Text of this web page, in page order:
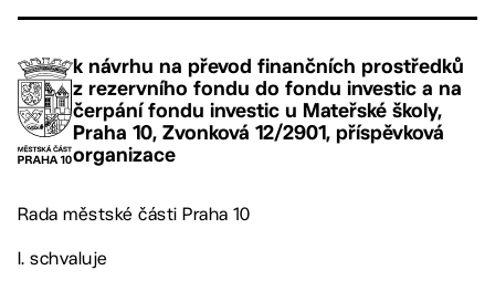
k návrhu na převod finančních prostředků
z rezervního fondu do fondu investic a na
čerpání fondu investic u Mateřské školy,
Praha 10, Zvonková 12/2901, příspěvková
organizace
Rada městské části Praha 10
I. schvaluje